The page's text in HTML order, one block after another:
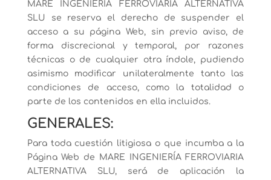
MARE INGENIERÍA FERROVIARIA ALTERNATIVA
SLU se reserva el derecho de suspender el
acceso a su página Web, sin previo aviso, de
forma discrecional y temporal, por razones
técnicas o de cualquier otra índole, pudiendo
asimismo modificar unilateralmente tanto las
condiciones de acceso, como la totalidad o
parte de los contenidos en ella incluidos.
GENERALES:
Para toda cuestión litigiosa o que incumba a la
Página Web de MARE INGENIERÍA FERROVIARIA
ALTERNATIVA SLU, será de aplicación la